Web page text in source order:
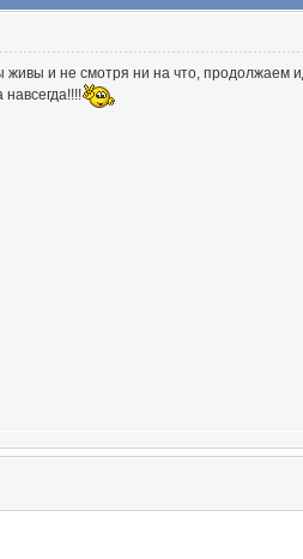
и не смотря ни на что, продолжаем